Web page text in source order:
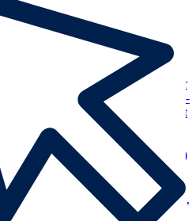
ÄrzteGroßkunden
Zusammenfassung im Google
Was Unternehmen jetzt tun sollten
sich über uns – warum das unser
Wie lässt sich eine negative Check24-
Bewertungen löschen lassen: Anwalt
entscheidend ist
löschen – Tipps vom Anwalt
Anleitung (selbst & rechtlich)
gegen Google 1.000+ Verfahren,